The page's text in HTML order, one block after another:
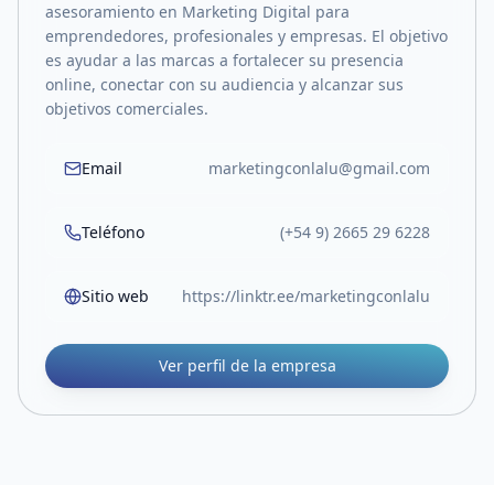
asesoramiento en Marketing Digital para
emprendedores, profesionales y empresas. El objetivo
es ayudar a las marcas a fortalecer su presencia
online, conectar con su audiencia y alcanzar sus
objetivos comerciales.
Email marketingconlalu@gmail.com
Teléfono (+54 9) 2665 29 6228
Sitio web https://linktr.ee/marketingconlalu
Ver perfil de la empresa